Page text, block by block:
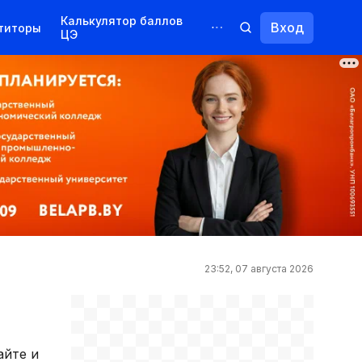
Калькулятор баллов
ЦЭ
Курсы
Переподготовка
Вход
23:52, 07 августа 2026
и